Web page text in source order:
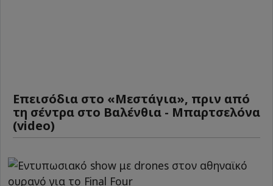
Επεισόδια στο «Μεστάγια», πριν από
τη σέντρα στο Βαλένθια - Μπαρτσελόνα
(video)